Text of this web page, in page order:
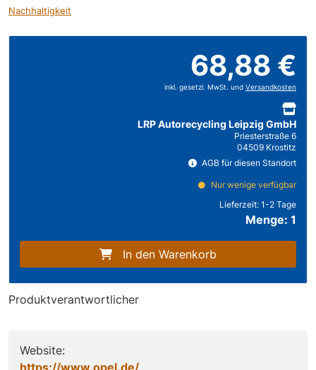
Nachhaltigkeit
68,88 €
inkl. gesetzl. MwSt. und Versandkosten
LRP Autorecycling Leipzig GmbH
Priesterstraße 6
04509 Krostitz
AGB für diesen Standort
Nur wenige verfügbar
Lieferzeit: 1-2 Tage
Menge: 1
In den Warenkorb
Produktverantwortlicher
Website:
https://www.opel.de/